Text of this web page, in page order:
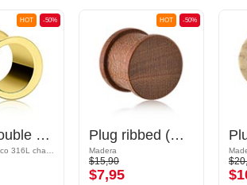
-50%
HOT
Túnel double Flared (acero quirúrgico, chapado en oro)
-50%
HOT
Plug ribbed (Madera)
Madera
$15,90
$7,95